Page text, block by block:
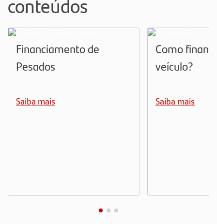
Financiamento de
Pesados
Saiba mais
Como
veículo?
Saiba mais